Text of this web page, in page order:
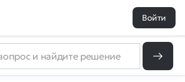
Войти